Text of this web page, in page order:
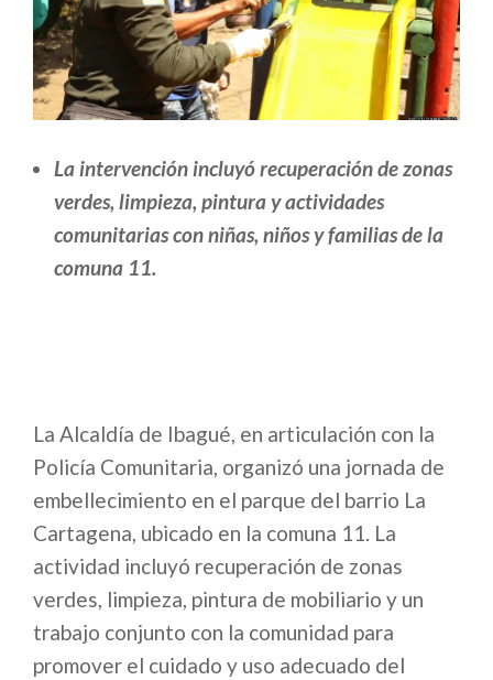
La intervención incluyó recuperación de zonas
verdes, limpieza, pintura y actividades
comunitarias con niñas, niños y familias de la
comuna 11.
La Alcaldía de Ibagué, en articulación con la
Policía Comunitaria, organizó una jornada de
embellecimiento en el parque del barrio La
Cartagena, ubicado en la comuna 11. La
actividad incluyó recuperación de zonas
verdes, limpieza, pintura de mobiliario y un
trabajo conjunto con la comunidad para
promover el cuidado y uso adecuado del